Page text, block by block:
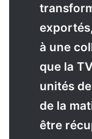
à une
que la
unités
de la
être